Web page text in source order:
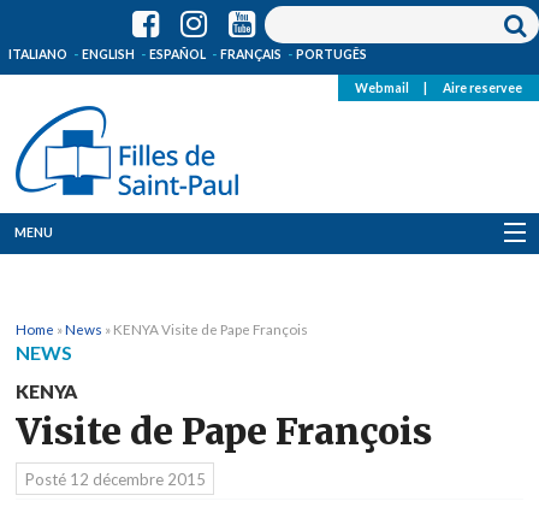
ITALIANO ENGLISH ESPAÑOL FRANÇAIS PORTUGÊS
Webmail Aire reservee
MENU
Où sommes-nous
News
Home »News » KENYA Visite de Pape François
NEWS
KENYA
Visite de Pape François
Posté 12 décembre 2015